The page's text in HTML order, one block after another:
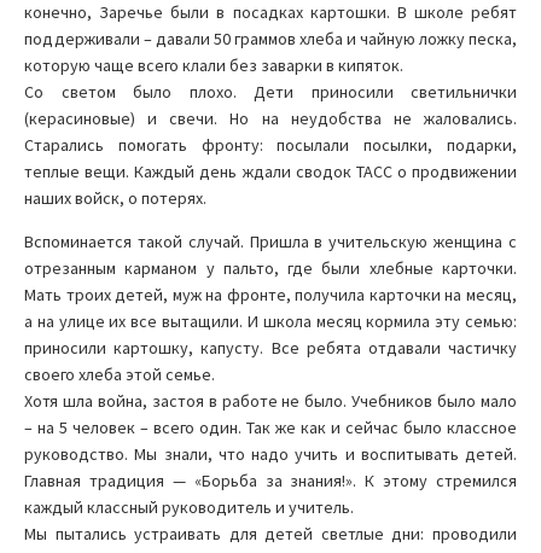
конечно, Заречье были в посадках картошки. В школе ребят
поддерживали – давали 50 граммов хлеба и чайную ложку песка,
которую чаще всего клали без заварки в кипяток.
Со светом было плохо. Дети приносили светильнички
(керасиновые) и свечи. Но на неудобства не жаловались.
Старались помогать фронту: посылали посылки, подарки,
теплые вещи. Каждый день ждали сводок ТАСС о продвижении
наших войск, о потерях.
Вспоминается такой случай. Пришла в учительскую женщина с
отрезанным карманом у пальто, где были хлебные карточки.
Мать троих детей, муж на фронте, получила карточки на месяц,
а на улице их все вытащили. И школа месяц кормила эту семью:
приносили картошку, капусту. Все ребята отдавали частичку
своего хлеба этой семье.
Хотя шла война, застоя в работе не было. Учебников было мало
– на 5 человек – всего один. Так же как и сейчас было классное
руководство. Мы знали, что надо учить и воспитывать детей.
Главная традиция — «Борьба за знания!». К этому стремился
каждый классный руководитель и учитель.
Мы пытались устраивать для детей светлые дни: проводили